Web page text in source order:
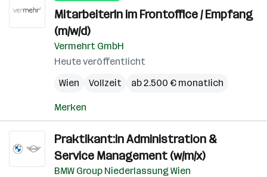
MitarbeiterIn im Frontoffice / Empfang
(m/w/d)
Vermehrt GmbH
Heute veröffentlicht
Wien
Vollzeit ab 2.500 € monatlich
Merken
Praktikant:in Administration &
Service Management (w/m/x)
BMW Group Niederlassung Wien